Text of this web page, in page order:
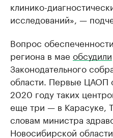
клинико-
исследований», —
Вопрос
региона в мае обсудили
Законодательного
области. Первые ЦАОП
2020 году таких
еще три — в Карасуке,
словам министра
Новосибирской